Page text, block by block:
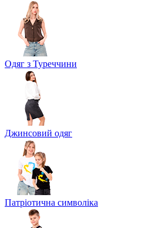
Одяг з Туреччини
Джинсовий одяг
Патріотична символіка